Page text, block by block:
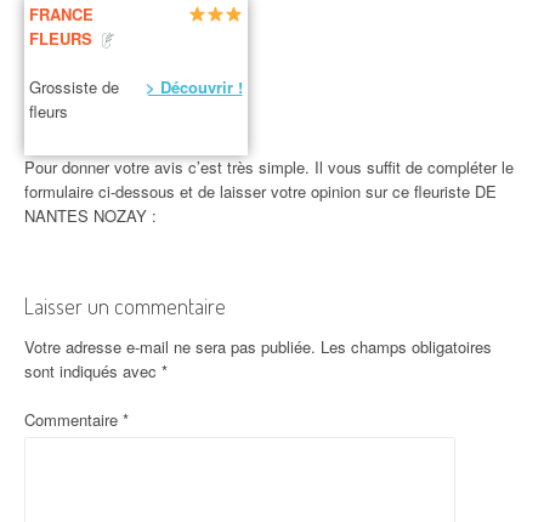
FRANCE
FLEURS
Grossiste de
fleurs
> Découvrir !
Pour donner votre avis c’est très simple. Il vous suffit de compléter le
formulaire ci-dessous et de laisser votre opinion sur ce fleuriste DE
NANTES NOZAY :
Laisser un commentaire
Votre adresse e-mail ne sera pas publiée. Les champs obligatoires
sont indiqués avec *
Commentaire *